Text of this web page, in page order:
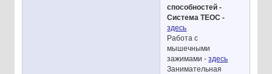
способностей -
Система ТЕОС -
здесь
Работа с
мышечными
зажимами -здесь
Занимательная